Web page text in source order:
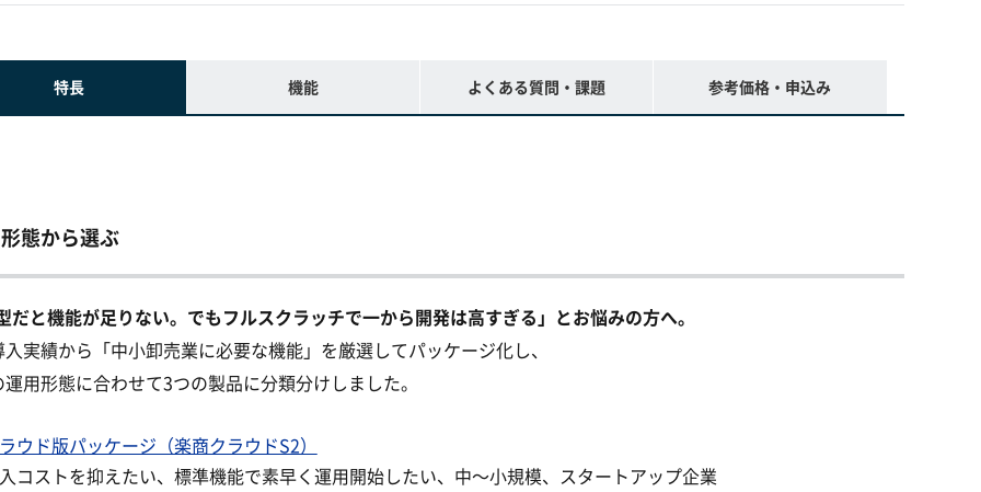
特長 機能 よくある質問・課題 参考価格・申込み
態から選ぶ
だと機能が足りない。でもフルスクラッチで一から開発は高すぎる」とお悩みの方へ。
実績から「中小卸売業に必要な機能」を厳選してパッケージ化し、
用形態に合わせて3つの製品に分類分けしました。
ウド版パッケージ（楽商クラウドS2）
コストを抑えたい、標準機能で素早く運用開始したい、中〜小規模、スタートアップ企業